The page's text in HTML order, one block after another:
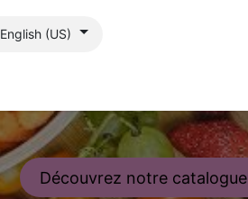
English (US)
D​​​​écouvrez notre​​​​ catalo​​​​gue